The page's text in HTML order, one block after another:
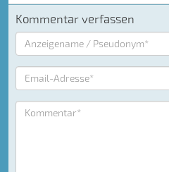
Kommentar verfassen